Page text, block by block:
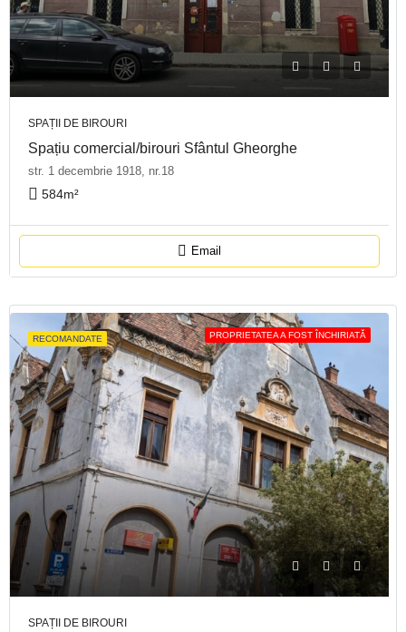
SPAȚII DE BIROURI
Spațiu comercial/birouri Sfântul Gheorghe
str. 1 decembrie 1918, nr.18
584m²
Email
RECOMANDATE PROPRIETATEA A FOST ÎNCHIRIATĂ
SPAȚII DE BIROURI